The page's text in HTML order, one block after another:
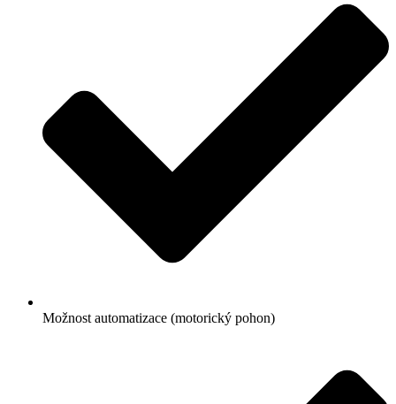
Možnost automatizace (motorický pohon)